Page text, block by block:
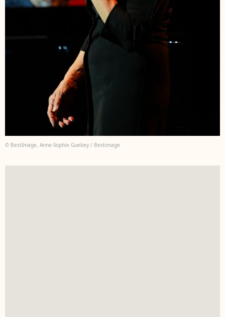
© BestImage, Anne-Sophie Guebey / Bestimage